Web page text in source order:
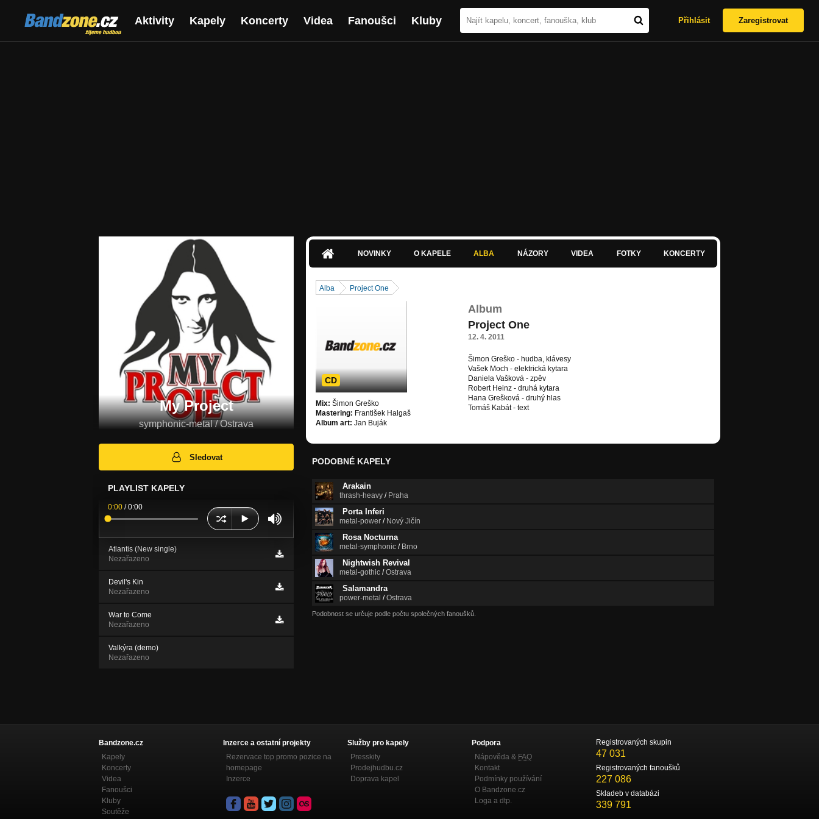
Bandzone.cz
žijeme hudbou
Aktivity Kapely Koncerty Videa Fanoušci Kluby Přihlásit Zaregistrovat
My Project
symphonic-metal / Ostrava
Sledovat
PLAYLIST KAPELY
0:00 /0:00
Atlantis (New single)
Nezařazeno
Devil's Kin
Nezařazeno
War to Come
Nezařazeno
Valkýra (demo)
Nezařazeno
NOVINKY O KAPELE ALBA NÁZORY VIDEA FOTKY KONCERTY
Alba Project One
CD
Mix: Šimon Greško
Mastering: František Halgaš
Album art: Jan Buják
Album
Project One
12. 4. 2011
Šimon Greško - hudba, klávesy
Vašek Moch - elektrická kytara
Daniela Vašková - zpěv
Robert Heinz - druhá kytara
Hana Grešková - druhý hlas
Tomáš Kabát - text
PODOBNÉ KAPELY
Arakain
thrash-heavy / Praha
Porta Inferi
metal-power / Nový Jičín
Rosa Nocturna
metal-symphonic / Brno
Nightwish Revival
metal-gothic /Ostrava
Salamandra
power-metal /Ostrava
Podobnost se určuje podle počtu společných fanoušků.
Bandzone.cz
Kapely
Koncerty
Videa
Fanoušci
Kluby
Soutěže
Inzerce a ostatní projekty
Rezervace top promo pozice na
homepage
Inzerce
Služby pro kapely
Presskity
Prodejhudbu.cz
Doprava kapel
Podpora
Nápověda & FAQ
Kontakt
Podmínky používání
O Bandzone.cz
Loga a dtp.
Registrovaných skupin
47 031
Registrovaných fanoušků
227 086
Skladeb v databázi
339 791